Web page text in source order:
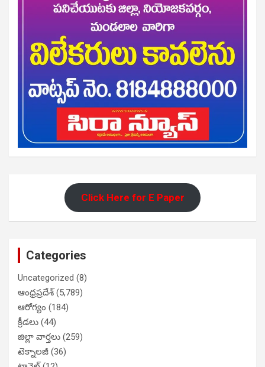
Click Here for E Paper
Categories
Uncategorized (8)
ఆంధ్రప్రదేశ్(5,789)
ఆరోగ్యం (184)
క్రీడలు (44)
జిల్లా వార్తలు (259)
టెక్నాలజీ (36)